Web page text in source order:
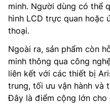
minh. Người dùng có thể
hình LCD trực quan hoặc
thoại.
Ngoài ra, sản phẩm còn
minh thông qua công
liên kết với các thiết bị
trung, tối ưu vận hành và
Đây là điểm cộng lớn cho